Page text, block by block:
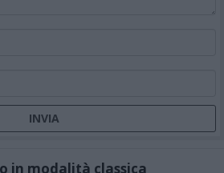
in modalità classica